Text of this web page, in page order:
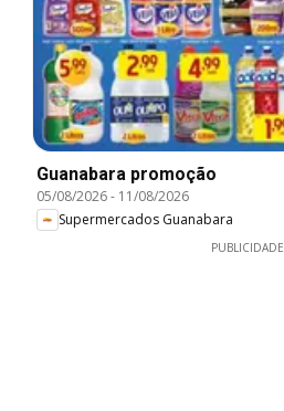
Guanabara promoção
05/08/2026- 11/08/2026
Supermercados Guanabara
PUBLICIDADE